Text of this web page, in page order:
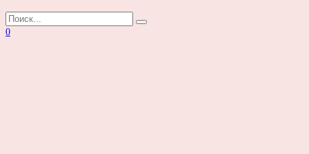
Search
for:
0